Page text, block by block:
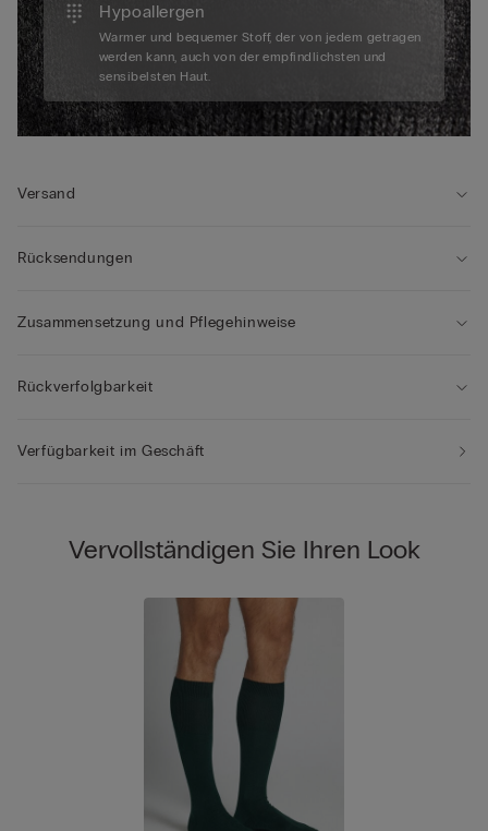
Hypoallergen
Warmer und bequemer Stoff, der von jedem getragen
werden kann, auch von der empfindlichsten und
sensibelsten Haut.
Versand
Rücksendungen
Zusammensetzung und Pflegehinweise
Rückverfolgbarkeit
Verfügbarkeit im Geschäft
Vervollständigen Sie Ihren Look